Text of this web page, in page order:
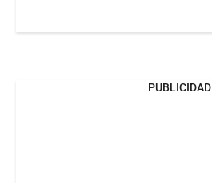
PUBLICIDAD